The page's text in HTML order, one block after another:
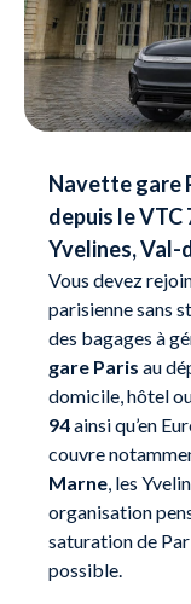
Navette gare
depuis le
Yvelines, Val-
Vous devez
parisienne sans
des bagages à
gare Paris au
domicile, hôtel
94ainsi qu’en
couvre
Marne, les
organisation
saturation de
possible.